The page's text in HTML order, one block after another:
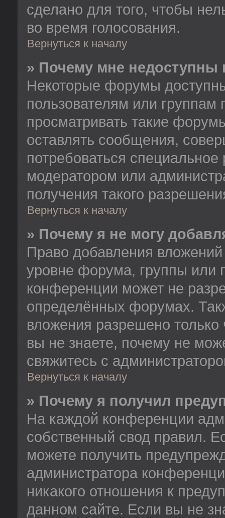
сделано для того, чтобы
во время голосования.
Вернуться к началу
» Почему мне
Некоторые форумы
пользователям или группам
просматривать такие
оставлять сообщения,
потребоваться
модератором или
получения такого
Вернуться к началу
» Почему я не могу
Право добавления
уровне форума, группы или
конференции может не
определённых форумах.
вложения разрешено
вы не знаете, почему не
свяжитесь с
Вернуться к началу
» Почему я получил
На каждой конференции
собственный свод правил.
можете получить
администратора
никакого отношения к
данном сайте. Если вы не